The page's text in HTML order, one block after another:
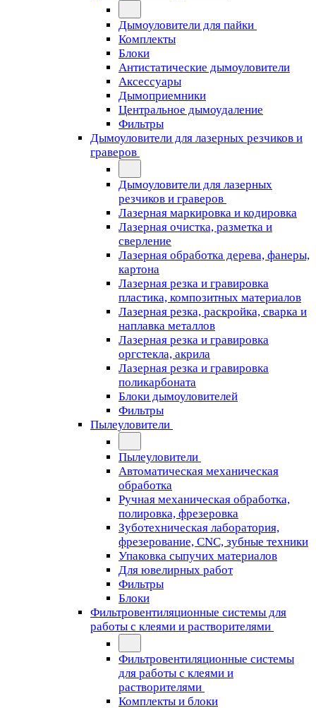
Дымоуловители для пайки
Комплекты
Блоки
Антистатические дымоуловители
Аксессуары
Дымоприемники
Центральное дымоудаление
Фильтры
Дымоуловители для лазерных резчиков и
граверов
Дымоуловители для лазерных
резчиков и граверов
Лазерная маркировка и кодировка
Лазерная очистка, разметка и
сверление
Лазерная обработка дерева, фанеры,
картона
Лазерная резка и гравировка
пластика, композитных материалов
Лазерная резка, раскройка, сварка и
наплавка металлов
Лазерная резка и гравировка
оргстекла, акрила
Лазерная резка и гравировка
поликарбоната
Блоки дымоуловителей
Фильтры
Пылеуловители
Пылеуловители
Автоматическая механическая
обработка
Ручная механическая обработка,
полировка, фрезеровка
Зуботехническая лаборатория,
фрезерование, CNC, зубные техники
Упаковка сыпучих материалов
Для ювелирных работ
Фильтры
Блоки
Фильтровентиляционные системы для
работы с клеями и растворителями
Фильтровентиляционные системы
для работы с клеями и
растворителями
Комплекты и блоки